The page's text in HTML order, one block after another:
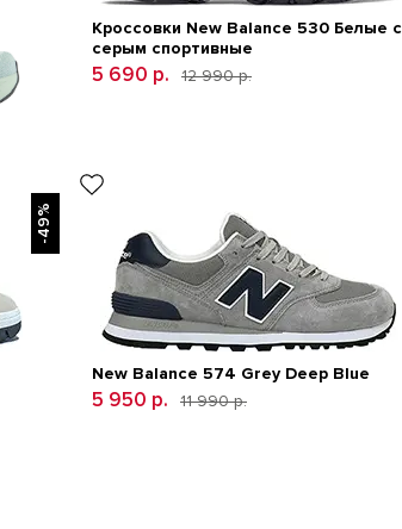
Кроссовки New Balance 530 Белые с
серым спортивные
5 690 р. 12 990 р.
-49%
New Balance 574 Grey Deep Blue
5 950 р. 11 990 р.